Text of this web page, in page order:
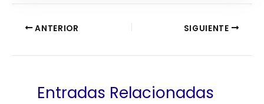
ANTERIOR SIGUIENTE
Entradas Relacionadas